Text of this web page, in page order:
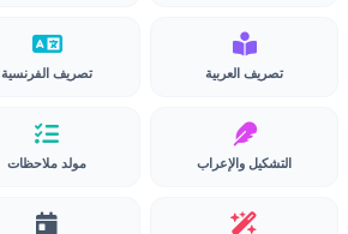
تصريف العربية تصريف الفرنسية
التشكيل والإعراب مولد ملاحظات